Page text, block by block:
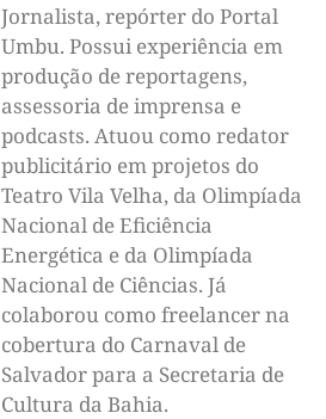
Jornalista, repórter do Portal
Umbu. Possui experiência em
produção de reportagens,
assessoria de imprensa e
podcasts. Atuou como redator
publicitário em projetos do
Teatro Vila Velha, da Olimpíada
Nacional de Eficiência
Energética e da Olimpíada
Nacional de Ciências. Já
colaborou como freelancer na
cobertura do Carnaval de
Salvador para a Secretaria de
Cultura da Bahia.